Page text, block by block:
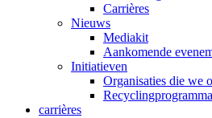
Carrières
Nieuws
Mediakit
Aankomende
Initiatieven
Organisaties die we
Recyclingprogramma
carrières